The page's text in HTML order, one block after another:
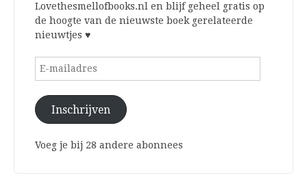
Lovethesmellofbooks.nl en blijf geheel gratis op
de hoogte van de nieuwste boek gerelateerde
nieuwtjes ♥
E-
Inschrijven
Voeg je bij 28 andere abonnees